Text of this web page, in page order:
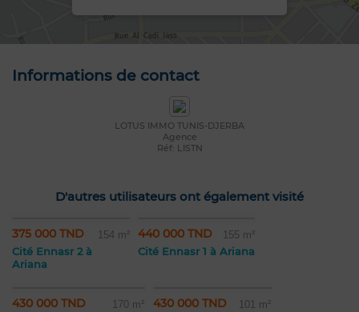
Informations de contact
LOTUS IMMO TUNIS-DJERBA
Agence
Réf: LISTN
D'autres utilisateurs ont également visité
375 000 TND 154 m²
Cité Ennasr 2 à
Ariana
440 000 TND 155 m²
Cité Ennasr 1 à Ariana
430 000 TND 170 m² 430 000 TND 101 m²